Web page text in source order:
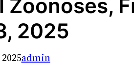
2025
admin